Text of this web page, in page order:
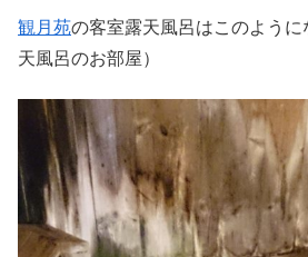
観月苑の客室露天風呂はこのよう
天風呂のお部屋）